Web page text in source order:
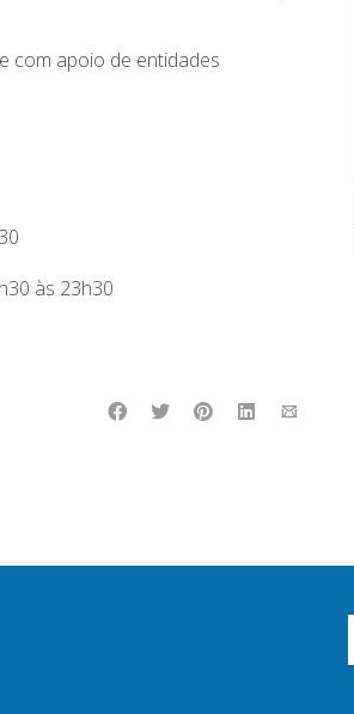
com apoio de entidades
às 23h30